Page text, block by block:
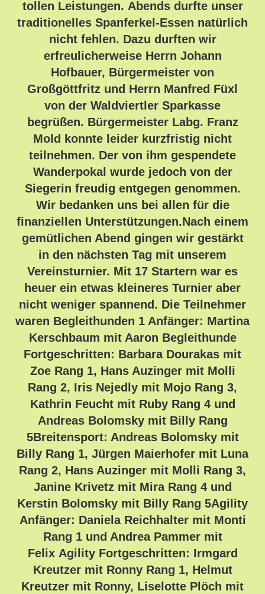
tollen Leistungen. Abends durfte unser
traditionelles Spanferkel-Essen natürlich
nicht fehlen. Dazu durften wir
erfreulicherweise Herrn Johann
Hofbauer, Bürgermeister von
Großgöttfritz und Herrn Manfred Füxl
von der Waldviertler Sparkasse
begrüßen. Bürgermeister Labg. Franz
Mold konnte leider kurzfristig nicht
teilnehmen. Der von ihm gespendete
Wanderpokal wurde jedoch von der
Siegerin freudig entgegen genommen.
Wir bedanken uns bei allen für die
finanziellen Unterstützungen.Nach einem
gemütlichen Abend gingen wir gestärkt
in den nächsten Tag mit unserem
Vereinsturnier. Mit 17 Startern war es
heuer ein etwas kleineres Turnier aber
nicht weniger spannend. Die Teilnehmer
waren Begleithunden 1 Anfänger: Martina
Kerschbaum mit Aaron Begleithunde
Fortgeschritten: Barbara Dourakas mit
Zoe Rang 1, Hans Auzinger mit Molli
Rang 2, Iris Nejedly mit Mojo Rang 3,
Kathrin Feucht mit Ruby Rang 4 und
Andreas Bolomsky mit Billy Rang
5Breitensport: Andreas Bolomsky mit
Billy Rang 1, Jürgen Maierhofer mit Luna
Rang 2, Hans Auzinger mit Molli Rang 3,
Janine Krivetz mit Mira Rang 4 und
Kerstin Bolomsky mit Billy Rang 5Agility
Anfänger: Daniela Reichhalter mit Monti
Rang 1 und Andrea Pammer mit
Felix Agility Fortgeschritten: Irmgard
Kreutzer mit Ronny Rang 1, Helmut
Kreutzer mit Ronny, Liselotte Plöch mit